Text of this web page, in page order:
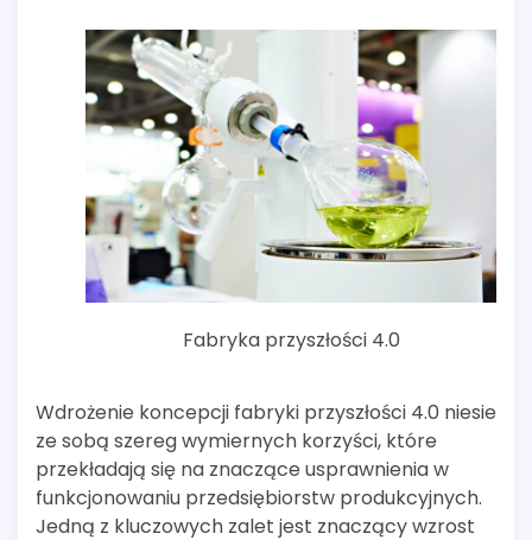
Fabryka przyszłości 4.0
Wdrożenie koncepcji fabryki przyszłości 4.0 niesie
ze sobą szereg wymiernych korzyści, które
przekładają się na znaczące usprawnienia w
funkcjonowaniu przedsiębiorstw produkcyjnych.
Jedną z kluczowych zalet jest znaczący wzrost